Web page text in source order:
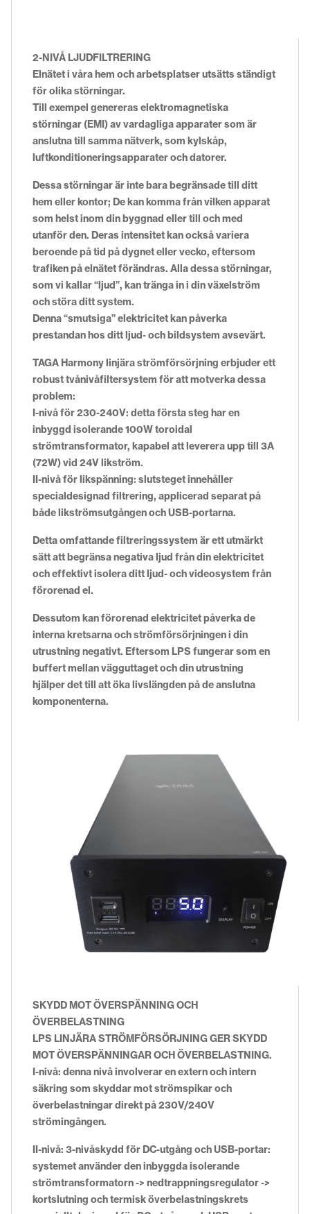
2-NIVÅ LJUDFILTRERING
Elnätet i våra hem och arbetsplatser utsätts ständigt
för olika störningar.
Till exempel genereras elektromagnetiska
störningar (EMI) av vardagliga apparater som är
anslutna till samma nätverk, som kylskåp,
luftkonditioneringsapparater och datorer.
Dessa störningar är inte bara begränsade till ditt
hem eller kontor; De kan komma från vilken apparat
som helst inom din byggnad eller till och med
utanför den. Deras intensitet kan också variera
beroende på tid på dygnet eller vecko, eftersom
trafiken på elnätet förändras. Alla dessa störningar,
som vi kallar “ljud”, kan tränga in i din växelström
och störa ditt system.
Denna “smutsiga” elektricitet kan påverka
prestandan hos ditt ljud- och bildsystem avsevärt.
TAGA Harmony linjära strömförsörjning erbjuder ett
robust tvånivåfiltersystem för att motverka dessa
problem:
I-nivå för 230-240V: detta första steg har en
inbyggd isolerande 100W toroidal
strömtransformator, kapabel att leverera upp till 3A
(72W) vid 24V likström.
II-nivå för likspänning: slutsteget innehåller
specialdesignad filtrering, applicerad separat på
både likströmsutgången och USB-portarna.
Detta omfattande filtreringssystem är ett utmärkt
sätt att begränsa negativa ljud från din elektricitet
och effektivt isolera ditt ljud- och videosystem från
förorenad el.
Dessutom kan förorenad elektricitet påverka de
interna kretsarna och strömförsörjningen i din
utrustning negativt. Eftersom LPS fungerar som en
buffert mellan vägguttaget och din utrustning
hjälper det till att öka livslängden på de anslutna
komponenterna.
SKYDD MOT ÖVERSPÄNNING OCH
ÖVERBELASTNING
LPS LINJÄRA STRÖMFÖRSÖRJNING GER SKYDD
MOT ÖVERSPÄNNINGAR OCH ÖVERBELASTNING.
I-nivå: denna nivå involverar en extern och intern
säkring som skyddar mot strömspikar och
överbelastningar direkt på 230V/240V
strömingången.
II-nivå: 3-nivåskydd för DC-utgång och USB-portar:
systemet använder den inbyggda isolerande
strömtransformatorn -> nedtrappningsregulator ->
kortslutning och termisk överbelastningskrets